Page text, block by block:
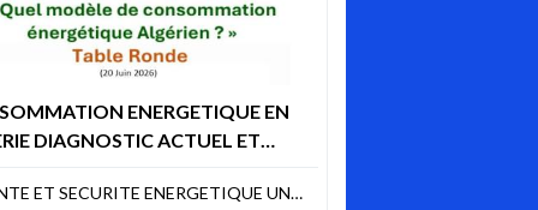
ENERGETIQUE EN
DIAGNOSTIC ACTUEL ET
?
ET SECURITE ENERGETIQUE UN